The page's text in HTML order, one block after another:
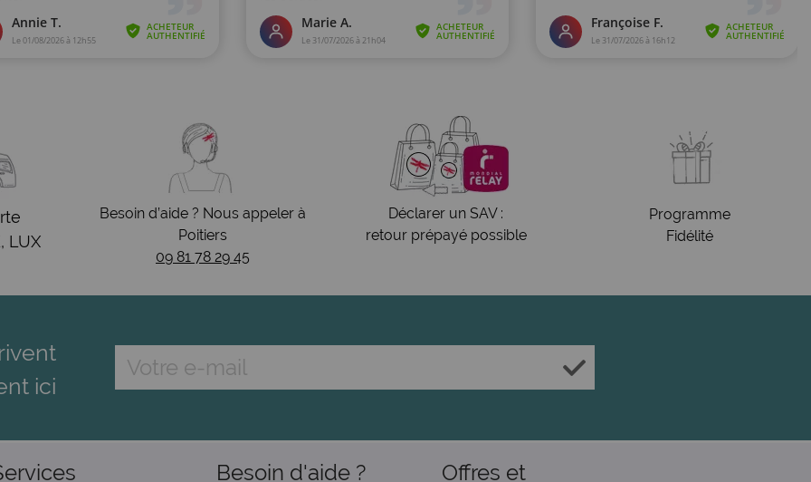
LUX
Besoin d’aide ? Nous appeler à
Poitiers
09 81 78 29 45
Déclarer un SAV :
retour prépayé possible
Programme
Fidélité
ici
Besoin d'aide ? Offres et